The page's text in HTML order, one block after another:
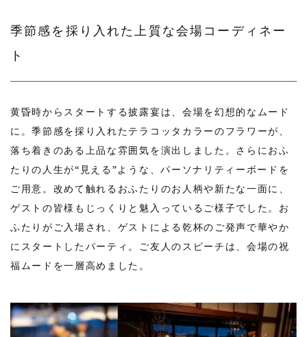
季節感を採り入れた上質な会場コーディネー
ト
黄昏時からスタートする披露宴は、会場を幻想的なムード
に。季節感を採り入れたテラコッタカラーのフラワーが、
落ち着きのある上品な雰囲気を演出しました。さらにおふ
たりの人生が“見える”ような、パーソナリティーボードを
ご用意。改めて触れるおふたりのお人柄や新たな一面に、
ゲストの皆様もじっくりと魅入っているご様子でした。お
ふたりがご入場され、ゲストによる乾杯のご発声で華やか
にスタートしたパーティ。ご友人のスピーチは、会場の祝
福ムードを一層高めました。